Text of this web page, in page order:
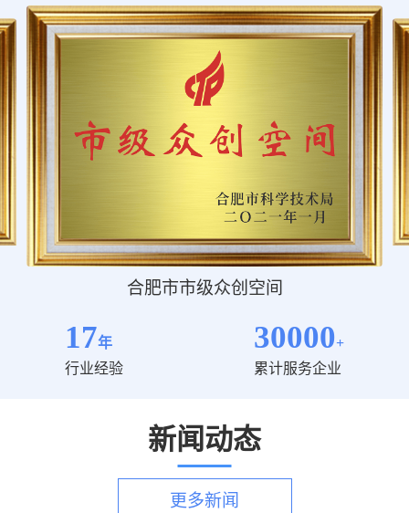
合肥市市级众创空间
17年
行业经验
30000+
累计服务企业
新闻动态
更多新闻